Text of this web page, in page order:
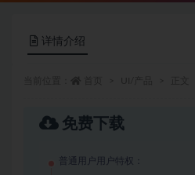
详情介绍
免费下载
普通用户用户特权：